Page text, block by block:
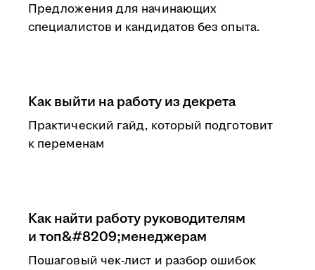
Предложения для начинающих
специалистов и кандидатов без опыта.
Как выйти на работу из декрета
Практический гайд, который подготовит
к переменам
Как найти работу руководителям
и топ&#8209;менеджерам
Пошаговый чек-лист и разбор ошибок